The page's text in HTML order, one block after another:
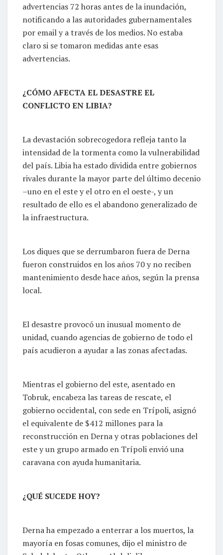
advertencias 72 horas antes de la inundación,
notificando a las autoridades gubernamentales
por email y a través de los medios. No estaba
claro si se tomaron medidas ante esas
advertencias.
¿CÓMO AFECTA EL DESASTRE EL
CONFLICTO EN LIBIA?
La devastación sobrecogedora refleja tanto la
intensidad de la tormenta como la vulnerabilidad
del país. Libia ha estado dividida entre gobiernos
rivales durante la mayor parte del último decenio
–uno en el este y el otro en el oeste-, y un
resultado de ello es el abandono generalizado de
la infraestructura.
Los diques que se derrumbaron fuera de Derna
fueron construidos en los años 70 y no reciben
mantenimiento desde hace años, según la prensa
local.
El desastre provocó un inusual momento de
unidad, cuando agencias de gobierno de todo el
país acudieron a ayudar a las zonas afectadas.
Mientras el gobierno del este, asentado en
Tobruk, encabeza las tareas de rescate, el
gobierno occidental, con sede en Trípoli, asignó
el equivalente de $412 millones para la
reconstrucción en Derna y otras poblaciones del
este y un grupo armado en Trípoli envió una
caravana con ayuda humanitaria.
¿QUÉ SUCEDE HOY?
Derna ha empezado a enterrar a los muertos, la
mayoría en fosas comunes, dijo el ministro de